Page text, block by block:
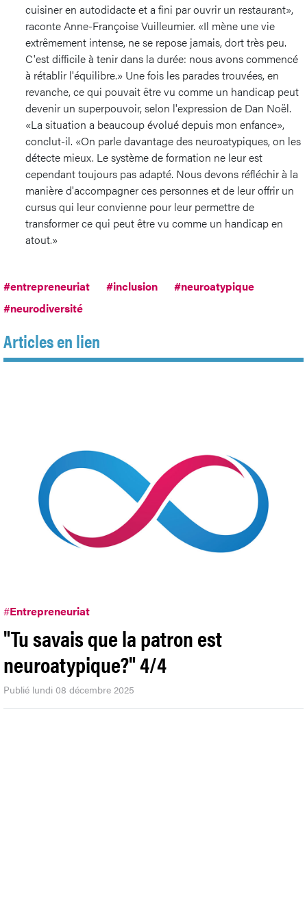
cuisiner en autodidacte et a fini par ouvrir un restaurant»,
raconte Anne-Françoise Vuilleumier. «Il mène une vie
extrêmement intense, ne se repose jamais, dort très peu.
C'est difficile à tenir dans la durée: nous avons commencé
à rétablir l'équilibre.» Une fois les parades trouvées, en
revanche, ce qui pouvait être vu comme un handicap peut
devenir un superpouvoir, selon l'expression de Dan Noël.
«La situation a beaucoup évolué depuis mon enfance»,
conclut-il. «On parle davantage des neuroatypiques, on les
détecte mieux. Le système de formation ne leur est
cependant toujours pas adapté. Nous devons réfléchir à la
manière d'accompagner ces personnes et de leur offrir un
cursus qui leur convienne pour leur permettre de
transformer ce qui peut être vu comme un handicap en
atout.»
#entrepreneuriat #inclusion
#neuroatypique
#neurodiversité
Articles en lien
#Entrepreneuriat
"Tu savais que la patron est
neuroatypique?" 4/4
Publié lundi 08 décembre 2025